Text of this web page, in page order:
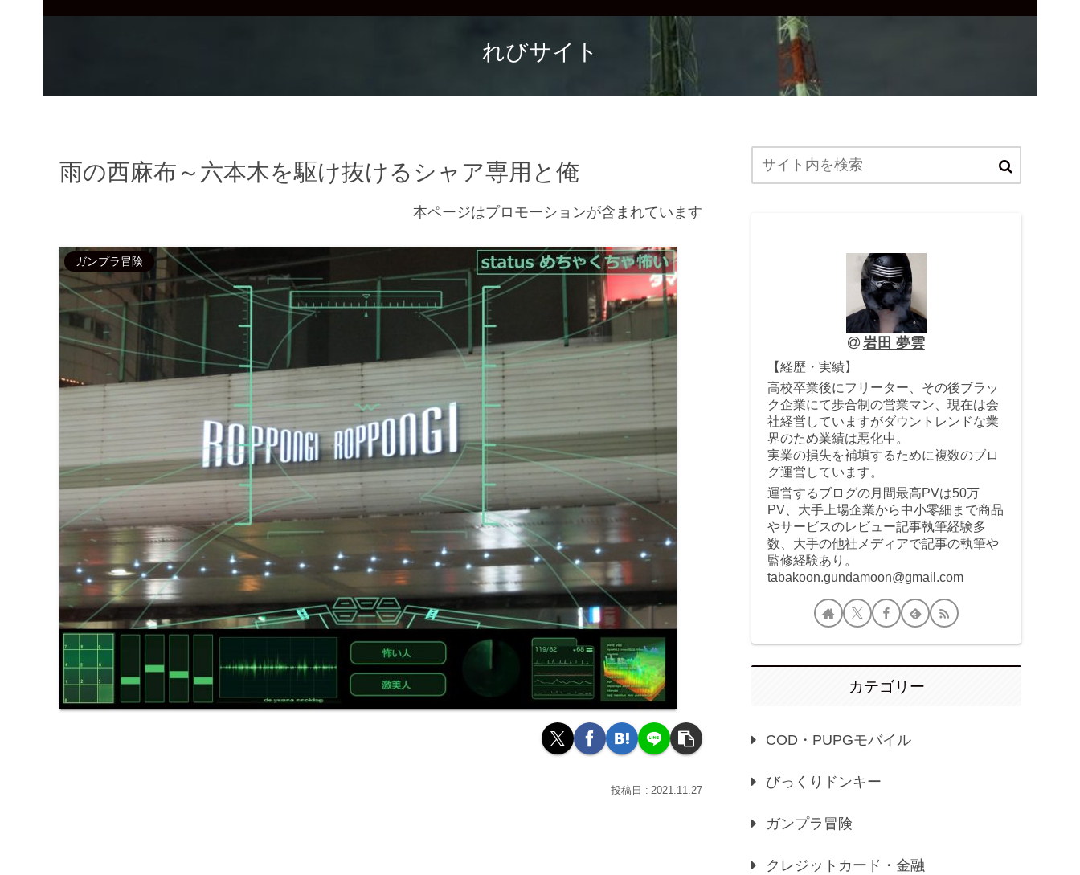
れびサイト
雨の西麻布～六本木を駆け抜けるシャア専用と俺
本ページはプロモーションが含まれています
ガンプラ冒険
2021.11.27
岩田 夢雲
【経歴・実績】
高校卒業後にフリーター、その後ブラッ
ク企業にて歩合制の営業マン、現在は会
社経営していますがダウントレンドな業
界のため業績は悪化中。
実業の損失を補填するために複数のブロ
グ運営しています。
運営するブログの月間最高PVは50万
PV、大手上場企業から中小零細まで商品
やサービスのレビュー記事執筆経験多
数、大手の他社メディアで記事の執筆や
監修経験あり。
tabakoon.gundamoon@gmail.com
カテゴリー
COD・PUPGモバイル
びっくりドンキー
ガンプラ冒険
クレジットカード・金融